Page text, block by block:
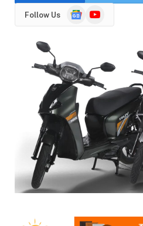
Follow Us
GoogleYouTube